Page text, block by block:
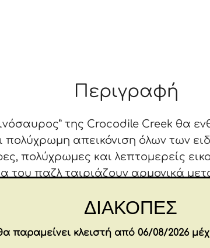
Περιγραφή
της Crocodile Creek θα
απεικόνιση όλων των
πολύχρωμες και λεπτομερείς
του παζλ ταιριάζουν αρμονικά
Αυτό το παζλ προάγει τον
και την επίλυση
ανθεκτικό, υψηλής ποιότητας
με μελάνια που βασίζονται
ΔΙΑΚΟΠΕΣ
παραμείνει κλειστή από 06/08/2026